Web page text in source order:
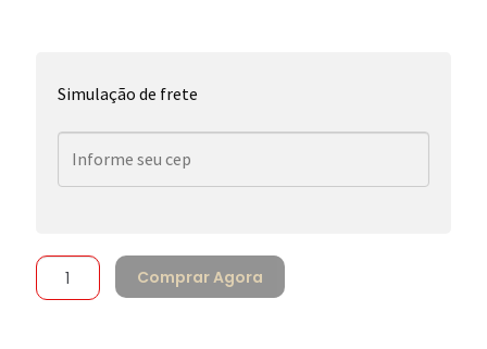
Simulação de frete
Comprar Agora